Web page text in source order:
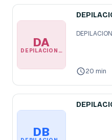
DA
DEPILACIONES
20 min
DB